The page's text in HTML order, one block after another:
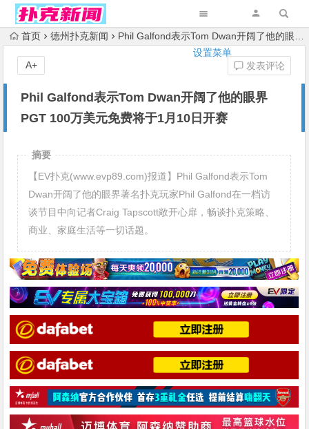
设置菜单
首页 德州扑克新闻 Phil Galfond表示Tom Dwan开阔了他的眼界 PGT 100万美元免费将于1月10日开赛
Phil Galfond表示Tom Dwan开阔了他的眼界
PGT 100万美元免费将于1月10日开赛
发表评论
A+
摘要
【EV扑克(www.evp89.com)报道】Phil Galfond表示Tom
Dwan开阔了他的眼界著名扑克玩家Phil Galfond在一档访
谈节目中向记者Craig Tapscott敞开心扉，畅谈扑克策略、
商业、家庭生活等一切话题。